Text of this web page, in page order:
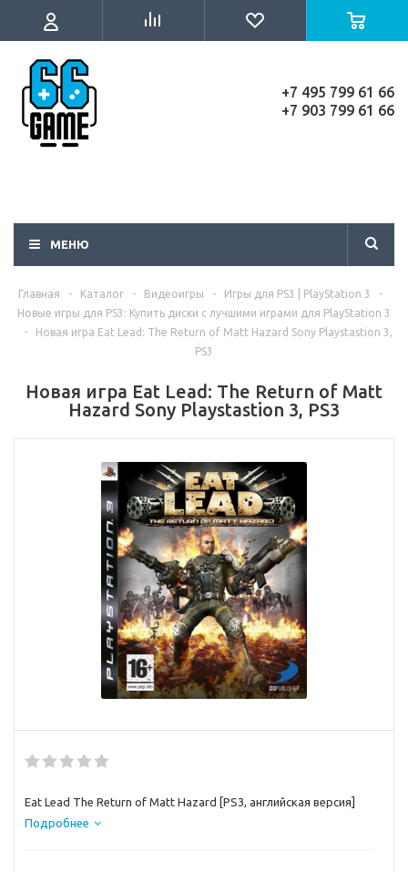
+7 495 799 61 66
+7 903 799 61 66
МЕНЮ
Главная - Каталог - Видеоигры - Игры для PS3 | PlayStation 3
-
Новые игры для PS3: Купить диски с лучшими играми для PlayStation 3
-
Новая игра Eat Lead: The Return of Matt Hazard Sony Playstastion 3,
PS3
Новая игра Eat Lead: The Return of Matt
Hazard Sony Playstastion 3, PS3
Eat Lead The Return of Matt Hazard [PS3, английская версия]
Подробнее